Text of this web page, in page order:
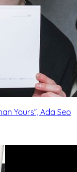
Yours”, Ada Seo